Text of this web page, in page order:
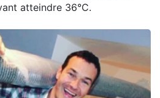
atteindre 36°C.